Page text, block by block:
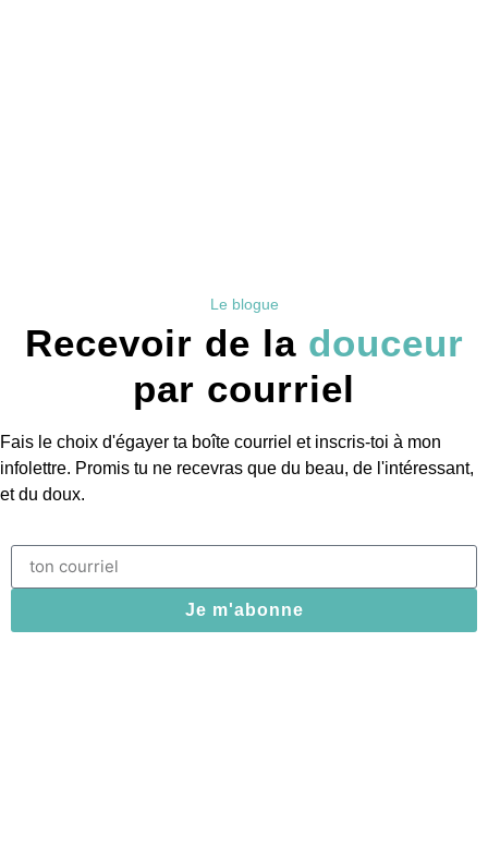
Le blogue
Recevoir de la douceur
par courriel
Fais le choix d'égayer ta boîte courriel et inscris-toi à mon
infolettre. Promis tu ne recevras que du beau, de l'intéressant,
et du doux.
Je m'abonne